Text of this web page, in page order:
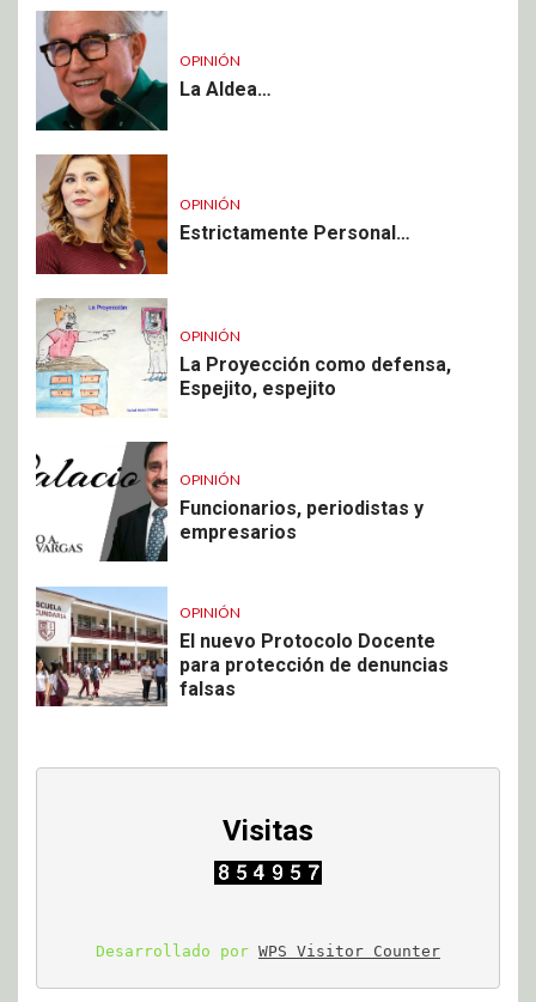
OPINIÓN
La Aldea…
OPINIÓN
Estrictamente Personal…
OPINIÓN
La Proyección como defensa,
Espejito, espejito
OPINIÓN
Funcionarios, periodistas y
empresarios
OPINIÓN
El nuevo Protocolo Docente
para protección de denuncias
falsas
Visitas
Desarrollado por WPS Visitor Counter